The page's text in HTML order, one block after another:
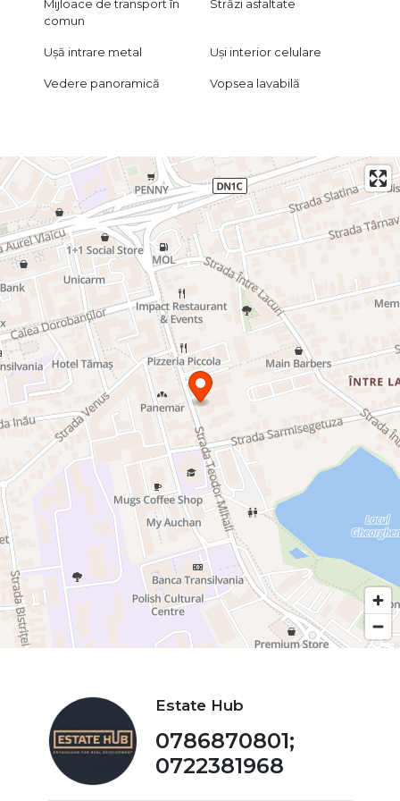
Mijloace de transport în
comun
Străzi asfaltate
Ușă intrare metal Uși interior celulare
Vedere panoramică Vopsea lavabilă
Estate Hub
0786870801;
0722381968